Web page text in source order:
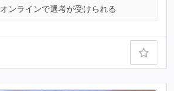
オンラインで選考が受けられる